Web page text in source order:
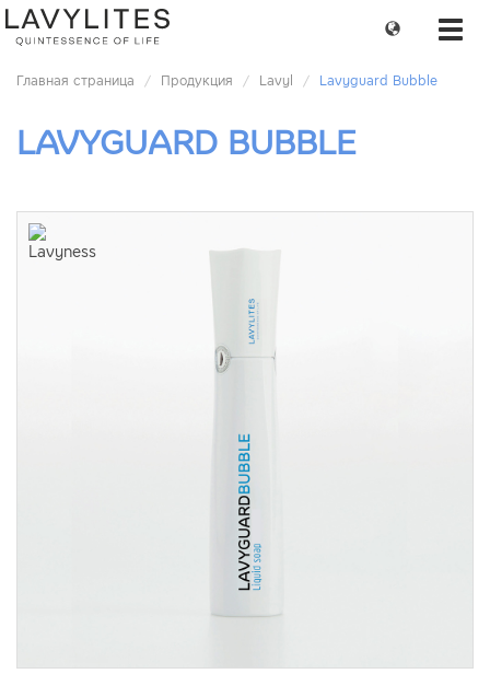
Change
Главная страница Продукция Lavyl Lavyguard Bubble
LAVYGUARD BUBBLE